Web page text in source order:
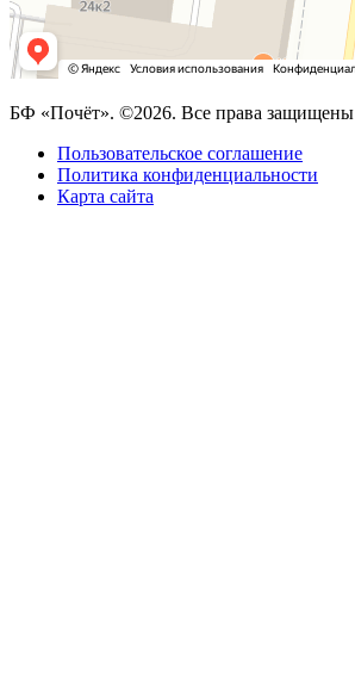
БФ «Почёт». ©2026. Все права защищены
Пользовательское соглашение
Политика конфиденциальности
Карта сайта